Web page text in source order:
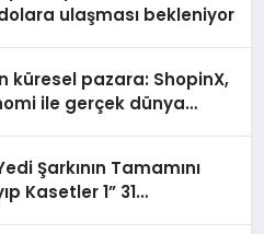
ulaşması bekleniyor
küresel pazara: ShopinX,
ile gerçek dünya
Şarkının Tamamını
Kasetler 1” 31